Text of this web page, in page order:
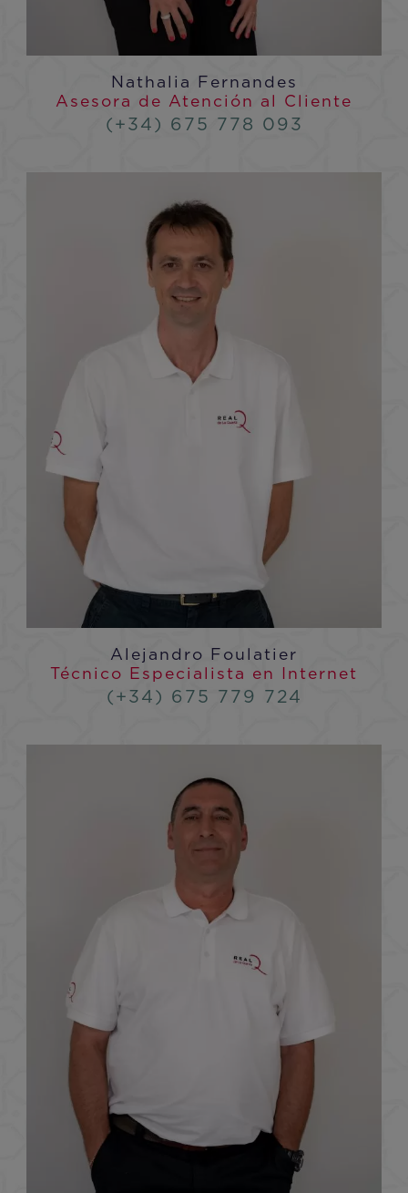
Nathalia Fernandes
Asesora de Atención al Cliente
(+34) 675 778 093
Alejandro Foulatier
Técnico Especialista en Internet
(+34) 675 779 724